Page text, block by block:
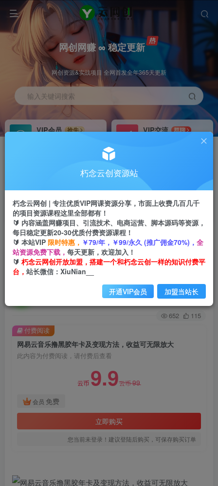
网创网赚 ∞ 稳定更新
网创资源&实战项目 全网首发全年365天更新
输入关键词搜索
VIP会员
抢先
VIP交流
群聊
研究探讨更多创业项目路子。
会员专属推广链接
四导航 导航
APP下载
GO
首页 创业课程 会员免费 正文
网易云音乐撸黑胶年卡及变现方法，收益可无限放
大
关注 私信
652 115
网易云音乐撸黑胶年卡及变现方法，收益可无限放大
此内容为付费阅读，请付费后查看
云币 9.9云币99
会员 免费
立即购买
您当前未登录！建议登陆后购买，可保存购买订单
付费阅读
朽念云创资源站
朽念云网创 | 专注优质VIP网课资源分享，市面上收费几百几千
的项目资源课程这里全部都有！
🔰 内容涵盖网赚项目、引流技术、电商运营、脚本源码等资源，
每日稳定更新20-30优质付费资源课程！
🔰 本站VIP 限时特惠， ￥79/年，￥99/永久 (推广佣金70%)， 全
站资源免费下载， 每天更新，欢迎加入！
🔰 朽念云网创开放加盟，搭建一个和朽念云创一样的知识付费平
台， 站长微信：XiuNian__
开通VIP会员 加盟当站长